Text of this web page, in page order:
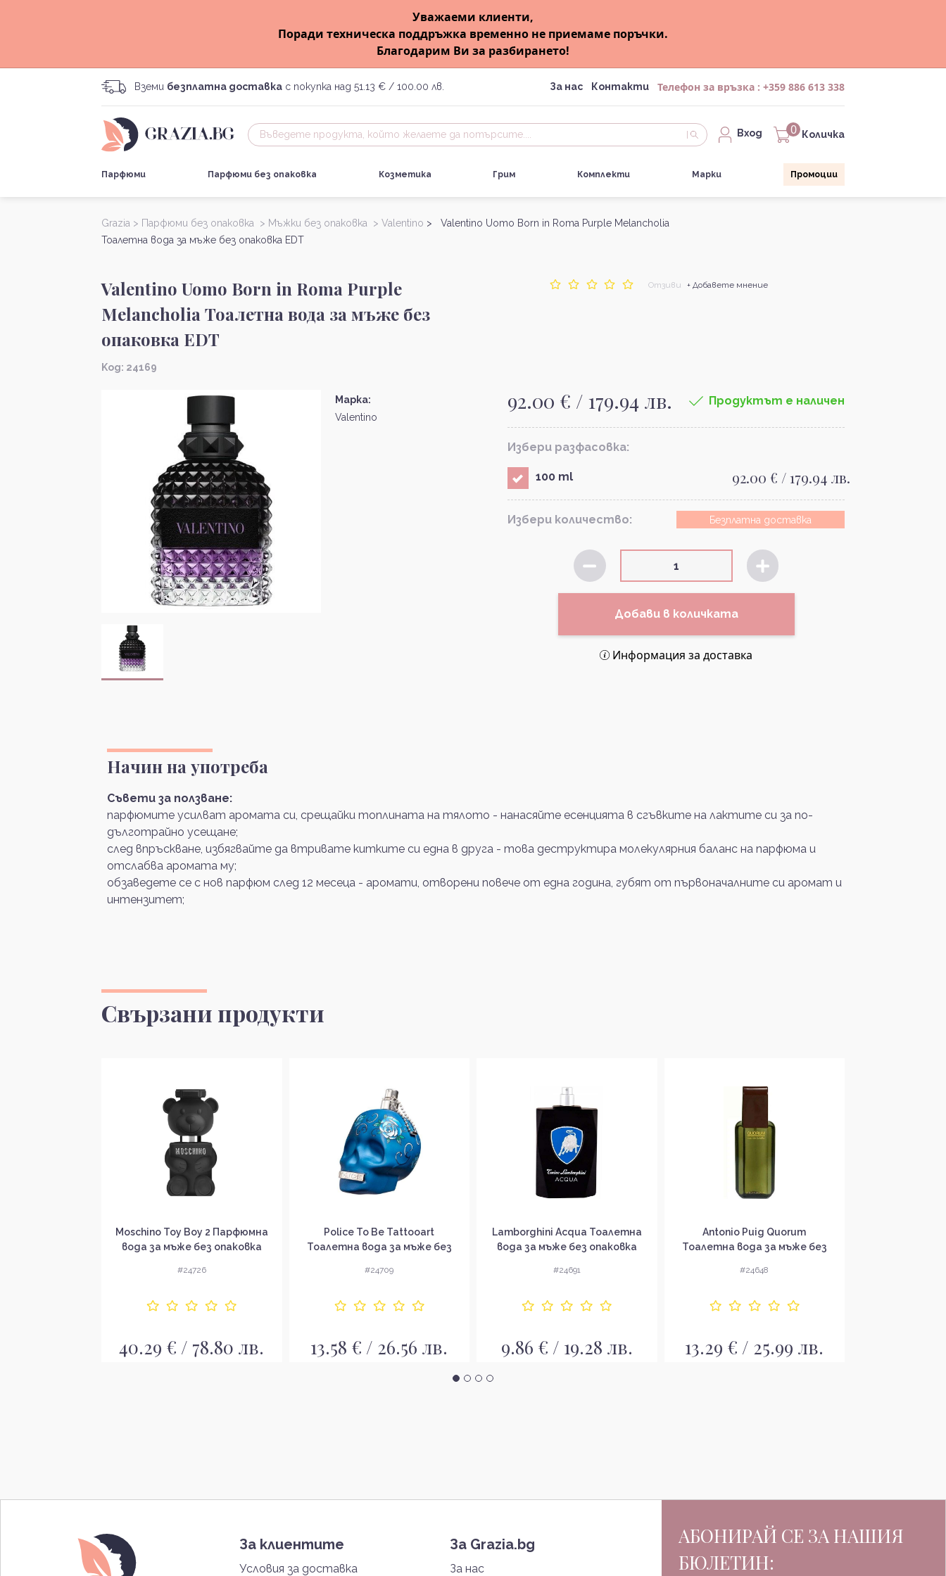
Уважаеми клиенти,
Поради техническа поддръжка временно не приемаме поръчки.
Благодарим Ви за разбирането!
Вземи безплатна доставка с покупка над 51.13 € / 100.00 лв. За нас Контакти Телефон за връзка : +359 886 613 338
Вход 0 Количка
Парфюми Парфюми без опаковка Козметика Грим Комплекти Марки Промоции
Grazia > Парфюми без опаковка > Мъжки без опаковка > Valentino > Valentino Uomo Born in Roma Purple Melancholia
Тоалетна вода за мъже без опаковка EDT
Valentino Uomo Born in Roma Purple
Melancholia Тоалетна вода за мъже без
опаковка EDT
Kод: 24169
Отзиви + Добавете мнение
Марка:
Valentino
92.00 € / 179.94 лв. Продуктът е наличен
Избери разфасовка:
100 ml 92.00 € / 179.94 лв.
Избери количество: Безплатна доставка
Добави в количката
Информация за доставка
Начин на употреба
Съвети за ползване:
парфюмите усилват аромата си, срещайки топлината на тялото - нанасяйте есенцията в сгъвките на лактите си за по-
дълготрайно усещане;
след впръскване, избягвайте да втривате китките си една в друга - това деструктира молекулярния баланс на парфюма и
отслабва аромата му;
обзаведете се с нов парфюм след 12 месеца - аромати, отворени повече от една година, губят от първоначалните си аромат и
интензитет;
Свързани продукти
Moschino Toy Boy 2 Парфюмна
вода за мъже без опаковка
#24726
40.29 € / 78.80 лв.
Police To Be Tattooart
Тоалетна вода за мъже без
#24709
13.58 € / 26.56 лв.
Lamborghini Acqua Тоалетна
вода за мъже без опаковка
#24691
9.86 € / 19.28 лв.
Antonio Puig Quorum
Тоалетна вода за мъже без
#24648
13.29 € / 25.99 лв.
За клиентите
Условия за доставка
За Grazia.bg
За нас
АБОНИРАЙ СЕ ЗА НАШИЯ
БЮЛЕТИН: